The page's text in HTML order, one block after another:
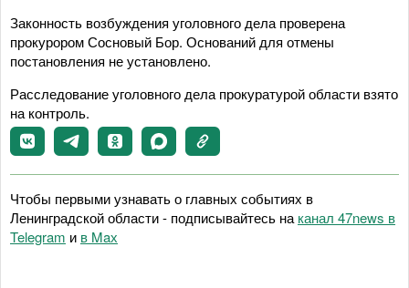
Законность возбуждения уголовного дела проверена
прокурором Сосновый Бор. Оснований для отмены
постановления не установлено.
Расследование уголовного дела прокуратурой области взято
на контроль.
Чтобы первыми узнавать о главных событиях в
Ленинградской области - подписывайтесь на канал 47news в
Telegram и в Maх